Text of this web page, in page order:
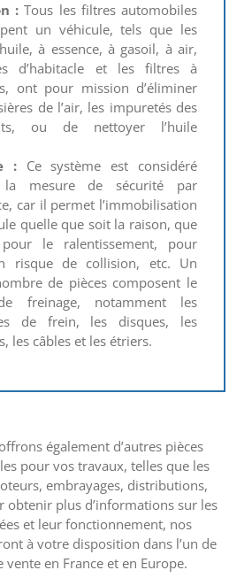
:Tous les filtres automobiles
un véhicule, tels que les
à essence, à gasoil, à air,
d’habitacle et les filtres à
ont pour mission d’éliminer
de l’air, les impuretés des
ou de nettoyer l’huile
:Ce système est considéré
la mesure de sécurité par
car il permet l’immobilisation
quelle que soit la raison, que
le ralentissement, pour
risque de collision, etc. Un
de pièces composent le
freinage, notamment les
de frein, les disques, les
les câbles et les étriers.
également d’autres pièces
pour vos travaux, telles que les
embrayages, distributions,
obtenir plus d’informations sur les
et leur fonctionnement, nos
à votre disposition dans l’un de
vente en France et en Europe.